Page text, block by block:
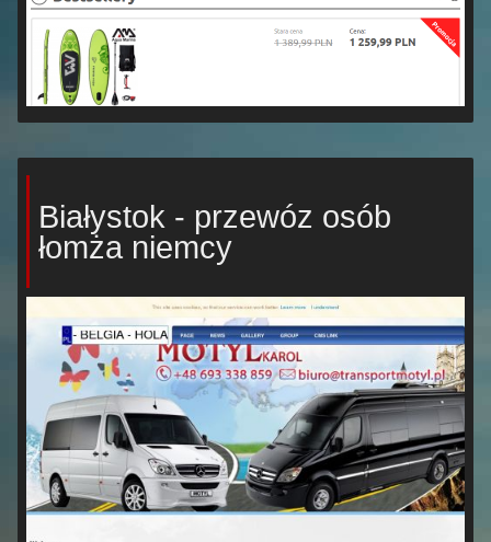
Białystok - przewóz osób
łomża niemcy